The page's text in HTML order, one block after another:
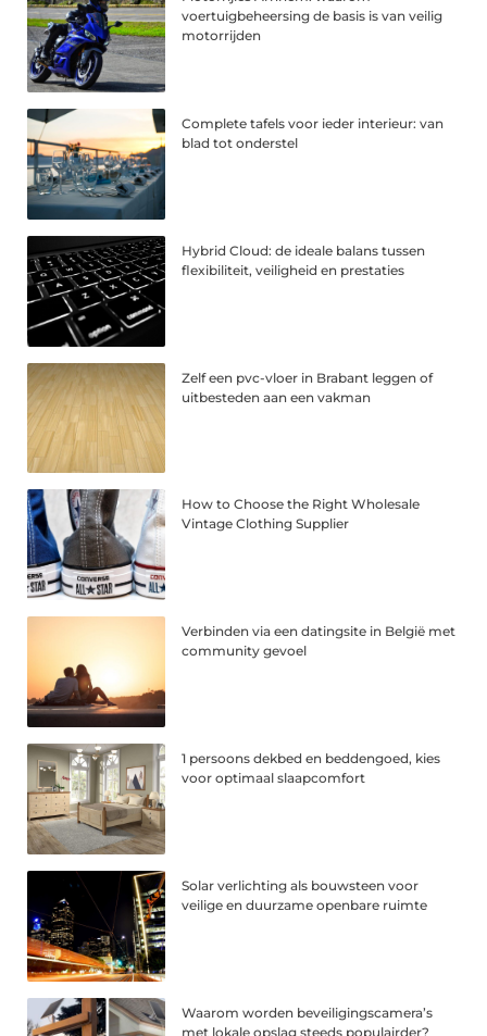
voertuigbeheersing de basis is van veilig
motorrijden
Complete tafels voor ieder interieur: van
blad tot onderstel
Hybrid Cloud: de ideale balans tussen
flexibiliteit, veiligheid en prestaties
Zelf een pvc-vloer in Brabant leggen of
uitbesteden aan een vakman
How to Choose the Right Wholesale
Vintage Clothing Supplier
Verbinden via een datingsite in België met
community gevoel
1 persoons dekbed en beddengoed, kies
voor optimaal slaapcomfort
Solar verlichting als bouwsteen voor
veilige en duurzame openbare ruimte
Waarom worden beveiligingscamera’s
met lokale opslag steeds populairder?